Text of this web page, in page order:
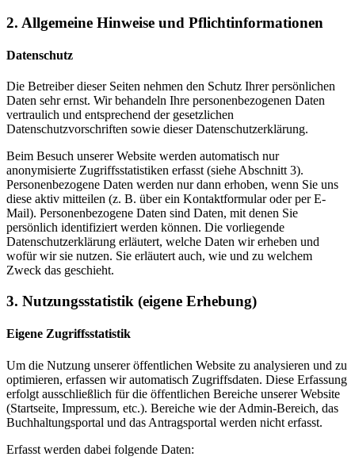
2. Allgemeine Hinweise und Pflichtinformationen
Datenschutz
Die Betreiber dieser Seiten nehmen den Schutz Ihrer persönlichen
Daten sehr ernst. Wir behandeln Ihre personenbezogenen Daten
vertraulich und entsprechend der gesetzlichen
Datenschutzvorschriften sowie dieser Datenschutzerklärung.
Beim Besuch unserer Website werden automatisch nur
anonymisierte Zugriffsstatistiken erfasst (siehe Abschnitt 3).
Personenbezogene Daten werden nur dann erhoben, wenn Sie uns
diese aktiv mitteilen (z. B. über ein Kontaktformular oder per E-
Mail). Personenbezogene Daten sind Daten, mit denen Sie
persönlich identifiziert werden können. Die vorliegende
Datenschutzerklärung erläutert, welche Daten wir erheben und
wofür wir sie nutzen. Sie erläutert auch, wie und zu welchem
Zweck das geschieht.
3. Nutzungsstatistik (eigene Erhebung)
Eigene Zugriffsstatistik
Um die Nutzung unserer öffentlichen Website zu analysieren und zu
optimieren, erfassen wir automatisch Zugriffsdaten. Diese Erfassung
erfolgt ausschließlich für die öffentlichen Bereiche unserer Website
(Startseite, Impressum, etc.). Bereiche wie der Admin-Bereich, das
Buchhaltungsportal und das Antragsportal werden nicht erfasst.
Erfasst werden dabei folgende Daten: